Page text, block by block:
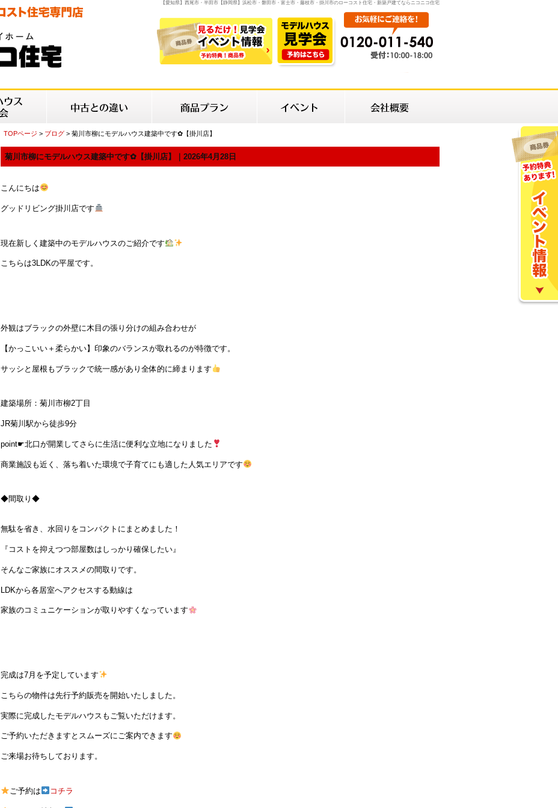
【愛知県】西尾市・半田市【静岡県】浜松市・磐田市・富士市・藤枝市・掛川市のローコスト住宅・新築戸建てならニコニコ住宅
TOPページ > ブログ > 菊川市柳にモデルハウス建築中です✿【掛川店】
菊川市柳にモデルハウス建築中です✿【掛川店】｜2026年4月28日
こんにちは
グッドリビング掛川店です
現在新しく建築中のモデルハウスのご紹介です
こちらは3LDKの平屋です。
外観はブラックの外壁に木目の張り分けの組み合わせが
【かっこいい＋柔らかい】印象のバランスが取れるのが特徴です。
サッシと屋根もブラックで統一感があり全体的に締まります
建築場所：菊川市柳2丁目
JR菊川駅から徒歩9分
point☛北口が開業してさらに生活に便利な立地になりました
商業施設も近く、落ち着いた環境で子育てにも適した人気エリアです
◆間取り◆
無駄を省き、水回りをコンパクトにまとめました！
『コストを抑えつつ部屋数はしっかり確保したい』
そんなご家族にオススメの間取りです。
LDKから各居室へアクセスする動線は
家族のコミュニケーションが取りやすくなっています
完成は7月を予定しています
こちらの物件は先行予約販売を開始いたしました。
実際に完成したモデルハウスもご覧いただけます。
ご予約いただきますとスムーズにご案内できます
ご来場お待ちしております。
ご予約は コチラ